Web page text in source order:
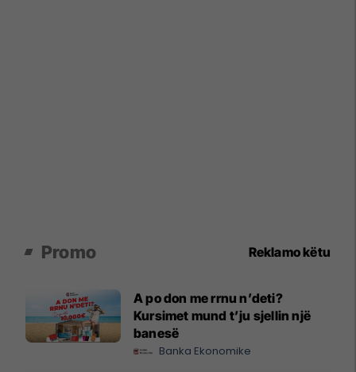
Promo Reklamo këtu
A po don me rrnu n’deti?
Kursimet mund t’ju sjellin një
banesë
Banka Ekonomike